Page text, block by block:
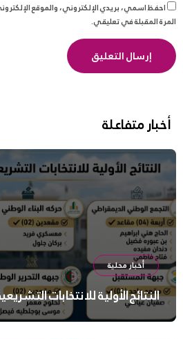
احفظ اسمي، بريدي الإلكتروني، والموقع
المرة المقبلة في تعليقي.
أخبار متفاعلة
أخبار محلية
النتائج الأولية للانتخابات